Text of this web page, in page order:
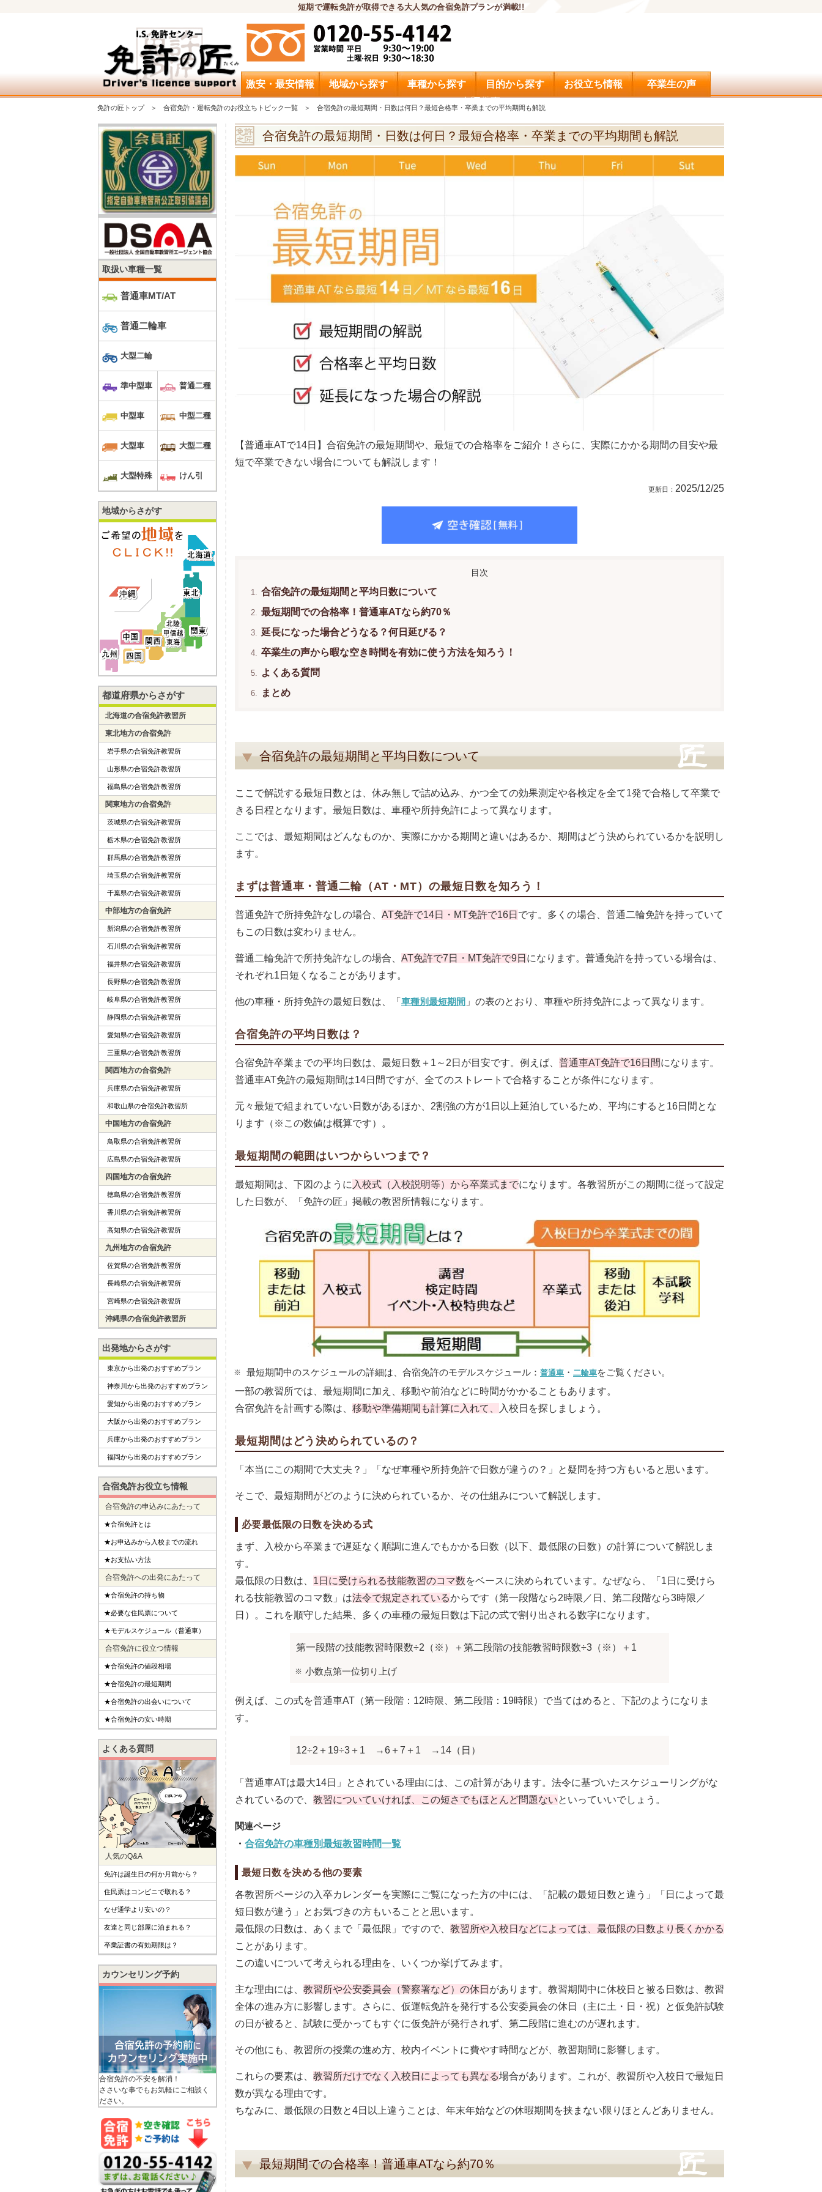
短期で運転免許が取得できる大人気の合宿免許プランが満載!!
問合せ
激安・最安情報 地域から探す 車種から探す 目的から探す お役立ち情報 卒業生の声
免許の匠トップ 合宿免許・運転免許のお役立ちトピック一覧 合宿免許の最短期間・日数は何日？最短合格率・卒業までの平均期間も解説
合宿免許の最短期間・日数は何日？最短合格率・卒業までの平均期間も解説
【普通車ATで14日】合宿免許の最短期間や、最短での合格率をご紹介！さらに、実際にかかる期間の目安や最
短で卒業できない場合についても解説します！
2025/12/25
合宿免許の最短期間と平均日数について
最短期間での合格率！普通車ATなら約70％
延長になった場合どうなる？何日延びる？
卒業生の声から暇な空き時間を有効に使う方法を知ろう！
よくある質問
まとめ
合宿免許の最短期間と平均日数について
ここで解説する最短日数とは、休み無しで詰め込み、かつ全ての効果測定や各検定を全て1発で合格して卒業で
きる日程となります。最短日数は、車種や所持免許によって異なります。
ここでは、最短期間はどんなものか、実際にかかる期間と違いはあるか、期間はどう決められているかを説明し
ます。
まずは普通車・普通二輪（AT・MT）の最短日数を知ろう！
普通免許で所持免許なしの場合、 AT免許で14日・MT免許で16日 です。多くの場合、普通二輪免許を持っていて
もこの日数は変わりません。
普通二輪免許で所持免許なしの場合、 AT免許で7日・MT免許で9日 になります。普通免許を持っている場合は、
それぞれ1日短くなることがあります。
他の車種・所持免許の最短日数は、「 車種別最短期間 」の表のとおり、車種や所持免許によって異なります。
合宿免許の平均日数は？
合宿免許卒業までの平均日数は、最短日数＋1～2日が目安です。例えば、 普通車AT免許で16日間になります。
普通車AT免許の最短期間は14日間ですが、全てのストレートで合格することが条件になります。
元々最短で組まれていない日数があるほか、2割強の方が1日以上延泊しているため、平均にすると16日間とな
ります（※この数値は概算です）。
最短期間の範囲はいつからいつまで？
最短期間は、下図のように 入校式（入校説明等）から卒業式までになります。各教習所がこの期間に従って設定
した日数が、「免許の匠」掲載の教習所情報になります。
最短期間中のスケジュールの詳細は、合宿免許のモデルスケジュール： 普通車 ・ 二輪車をご覧ください。
一部の教習所では、最短期間に加え、移動や前泊などに時間がかかることもあります。
合宿免許を計画する際は、 移動や準備期間も計算に入れて、 入校日を探しましょう。
最短期間はどう決められているの？
「本当にこの期間で大丈夫？」「なぜ車種や所持免許で日数が違うの？」と疑問を持つ方もいると思います。
そこで、最短期間がどのように決められているか、その仕組みについて解説します。
必要最低限の日数を決める式
まず、入校から卒業まで遅延なく順調に進んでもかかる日数（以下、最低限の日数）の計算について解説しま
す。
最低限の日数は、 1日に受けられる技能教習のコマ数をベースに決められています。なぜなら、「1日に受けら
れる技能教習のコマ数」は法令で規定されているからです（第一段階なら2時限／日、第二段階なら3時限／
日）。これを順守した結果、多くの車種の最短日数は下記の式で割り出される数字になります。
第一段階の技能教習時限数÷2（※）＋第二段階の技能教習時限数÷3（※）＋1
小数点第一位切り上げ
例えば、この式を普通車AT（第一段階：12時限、第二段階：19時限）で当てはめると、下記のようになりま
す。
12÷2＋19÷3＋1 →6＋7＋1 →14（日）
「普通車ATは最大14日」とされている理由には、この計算があります。法令に基づいたスケジューリングがな
されているので、 教習についていければ、この短さでもほとんど問題ないといっていいでしょう。
合宿免許の車種別最短教習時間一覧
最短日数を決める他の要素
各教習所ページの入卒カレンダーを実際にご覧になった方の中には、「記載の最短日数と違う」「日によって最
短日数が違う」とお気づきの方もいることと思います。
最低限の日数は、あくまで「最低限」ですので、 教習所や入校日などによっては、最低限の日数より長くかかる
ことがあります。
この違いについて考えられる理由を、いくつか挙げてみます。
主な理由には、 教習所や公安委員会（警察署など）の休日 があります。教習期間中に休校日と被る日数は、教習
全体の進み方に影響します。さらに、仮運転免許を発行する公安委員会の休日（主に土・日・祝）と仮免許試験
の日が被ると、試験に受かってもすぐに仮免許が発行されず、第二段階に進むのが遅れます。
その他にも、教習所の授業の進め方、校内イベントに費やす時間などが、教習期間に影響します。
これらの要素は、 教習所だけでなく入校日によっても異なる場合があります。これが、教習所や入校日で最短日
数が異なる理由です。
ちなみに、最低限の日数と4日以上違うことは、年末年始などの休暇期間を挟まない限りほとんどありません。
最短期間での合格率！普通車ATなら約70％
取扱い車種一覧
普通車MT/AT
普通二輪車
大型二輪
準中型車 普通二種
中型車 中型二種
大型車 大型二種
大型特殊 けん引
地域からさがす
都道府県からさがす
北海道の合宿免許教習所
東北地方の合宿免許
岩手県の合宿免許教習所
山形県の合宿免許教習所
福島県の合宿免許教習所
関東地方の合宿免許
茨城県の合宿免許教習所
栃木県の合宿免許教習所
群馬県の合宿免許教習所
埼玉県の合宿免許教習所
千葉県の合宿免許教習所
中部地方の合宿免許
新潟県の合宿免許教習所
石川県の合宿免許教習所
福井県の合宿免許教習所
長野県の合宿免許教習所
岐阜県の合宿免許教習所
静岡県の合宿免許教習所
愛知県の合宿免許教習所
三重県の合宿免許教習所
関西地方の合宿免許
兵庫県の合宿免許教習所
和歌山県の合宿免許教習所
中国地方の合宿免許
鳥取県の合宿免許教習所
広島県の合宿免許教習所
四国地方の合宿免許
徳島県の合宿免許教習所
香川県の合宿免許教習所
高知県の合宿免許教習所
九州地方の合宿免許
佐賀県の合宿免許教習所
長崎県の合宿免許教習所
宮崎県の合宿免許教習所
沖縄県の合宿免許教習所
出発地からさがす
東京から出発のおすすめプラン
神奈川から出発のおすすめプラン
愛知から出発のおすすめプラン
大阪から出発のおすすめプラン
兵庫から出発のおすすめプラン
福岡から出発のおすすめプラン
合宿免許お役立ち情報
合宿免許の申込みにあたって
★合宿免許とは
★お申込みから入校までの流れ
★お支払い方法
合宿免許への出発にあたって
★合宿免許の持ち物
★必要な住民票について
★モデルスケジュール（普通車）
合宿免許に役立つ情報
★合宿免許の値段相場
★合宿免許の最短期間
★合宿免許の出会いについて
★合宿免許の安い時期
よくある質問
人気のQ&A
免許は誕生日の何か月前から？
住民票はコンビニで取れる？
なぜ通学より安いの？
友達と同じ部屋に泊まれる？
卒業証書の有効期限は？
カウンセリング予約
合宿免許の不安を解消！
ささいな事でもお気軽にご相談く
ださい。